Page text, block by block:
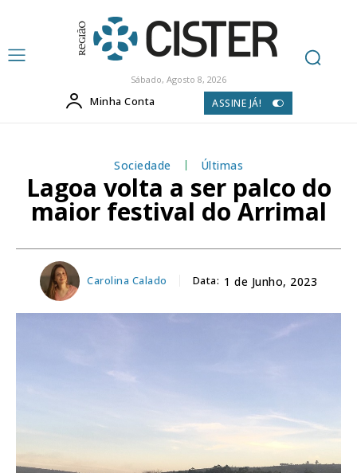
Sábado, Agosto 8, 2026
Minha Conta ASSINE JÁ!
Sociedade Últimas
Lagoa volta a ser palco do
maior festival do Arrimal
Carolina Calado Data: 1 de Junho, 2023